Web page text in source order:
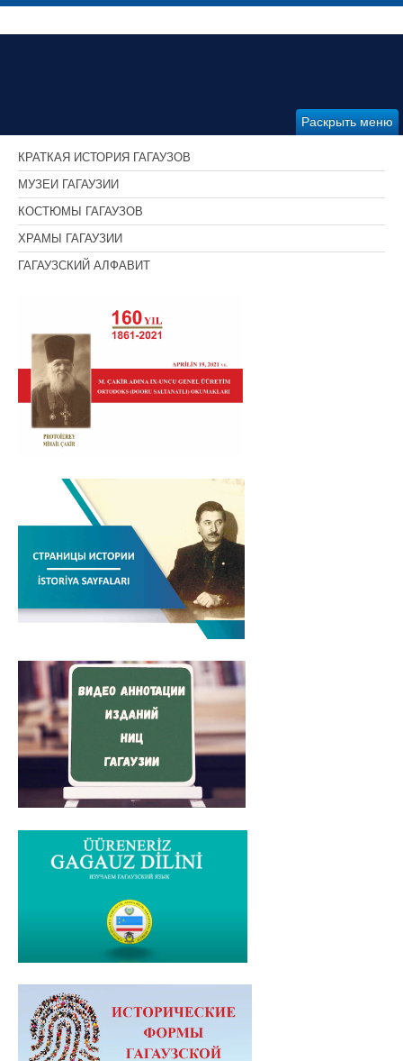
Раскрыть меню
КРАТКАЯ ИСТОРИЯ ГАГАУЗОВ
МУЗЕИ ГАГАУЗИИ
КОСТЮМЫ ГАГАУЗОВ
ХРАМЫ ГАГАУЗИИ
ГАГАУЗСКИЙ АЛФАВИТ